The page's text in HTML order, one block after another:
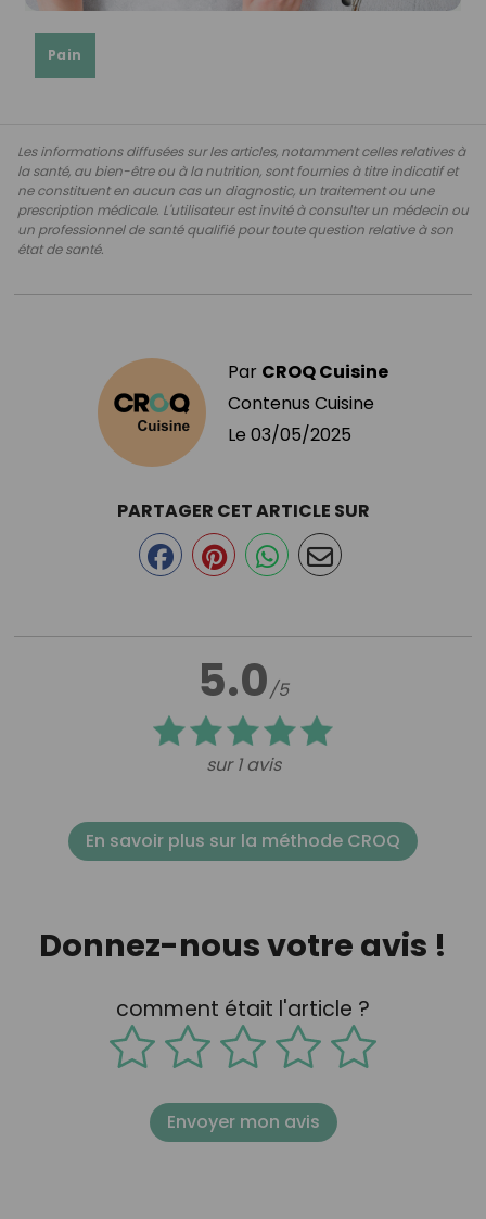
Pain
Les informations diffusées sur les articles, notamment celles relatives à
la santé, au bien-être ou à la nutrition, sont fournies à titre indicatif et
ne constituent en aucun cas un diagnostic, un traitement ou une
prescription médicale. L'utilisateur est invité à consulter un médecin ou
un professionnel de santé qualifié pour toute question relative à son
état de santé.
Par CROQ Cuisine
Contenus Cuisine
Le 03/05/2025
5.0/5
sur 1 avis
PARTAGER CET ARTICLE SUR
En savoir plus sur la méthode CROQ
Donnez-nous votre avis !
comment était l'article ?
Envoyer mon avis